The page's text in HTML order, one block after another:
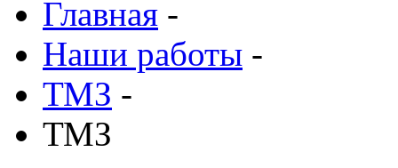
Главная -
Наши работы -
ТМЗ -
ТМЗ